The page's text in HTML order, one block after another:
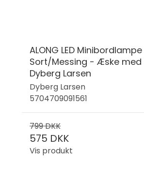
ALONG LED Minibordlampe
Sort/Messing - Æske med
Dyberg Larsen
Dyberg Larsen
5704709091561
799 DKK
575 DKK
Vis produkt